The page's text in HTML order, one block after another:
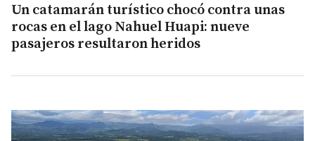
Un catamarán turístico chocó contra unas
rocas en el lago Nahuel Huapi: nueve
pasajeros resultaron heridos